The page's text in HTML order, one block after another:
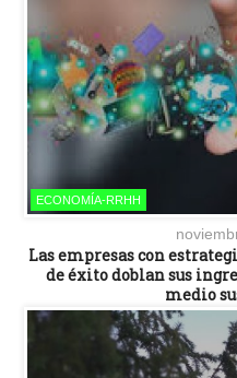
ECONOMÍA-RRHH
Las empresas con
de éxito doblan sus
medio